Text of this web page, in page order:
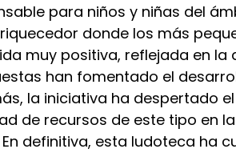
para niños y niñas del
donde los más
muy positiva, reflejada en
han fomentado el
la iniciativa ha despertado
de recursos de este tipo en
definitiva, esta ludoteca ha